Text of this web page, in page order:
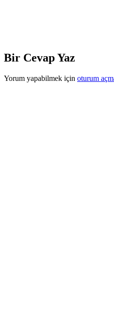
Bir Cevap Yaz
Yorum yapabilmek için oturum